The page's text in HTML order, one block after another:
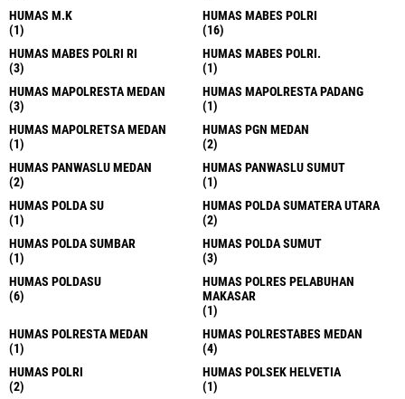
HUMAS M.K
(1)
HUMAS MABES POLRI
(16)
HUMAS MABES POLRI RI
(3)
HUMAS MABES POLRI.
(1)
HUMAS MAPOLRESTA MEDAN
(3)
HUMAS MAPOLRESTA PADANG
(1)
HUMAS MAPOLRETSA MEDAN
(1)
HUMAS PGN MEDAN
(2)
HUMAS PANWASLU MEDAN
(2)
HUMAS PANWASLU SUMUT
(1)
HUMAS POLDA SU
(1)
HUMAS POLDA SUMATERA UTARA
(2)
HUMAS POLDA SUMBAR
(1)
HUMAS POLDA SUMUT
(3)
HUMAS POLDASU
(6)
HUMAS POLRES PELABUHAN
MAKASAR
(1)
HUMAS POLRESTA MEDAN
(1)
HUMAS POLRESTABES MEDAN
(4)
HUMAS POLRI
(2)
HUMAS POLSEK HELVETIA
(1)